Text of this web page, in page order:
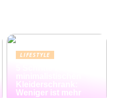
LIFESTYLE
Kleiderschrank:
Weniger ist mehr